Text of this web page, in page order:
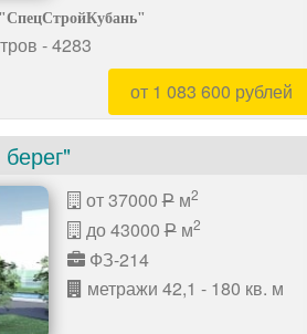
- 4283
от 1 083 600 рублей
от 37000Pм2
до 43000Pм2
ФЗ-214
метражи 42,1 - 180 кв. м